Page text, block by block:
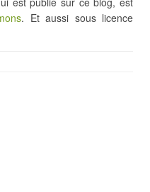
. Et aussi sous licence